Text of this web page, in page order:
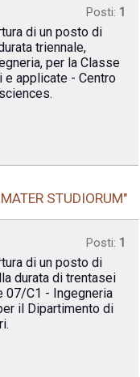
Posti: 1
di un posto di
triennale,
per la Classe
applicate - Centro
STUDIORUM"
Posti: 1
di un posto di
durata di trentasei
07/C1 - Ingegneria
il Dipartimento di